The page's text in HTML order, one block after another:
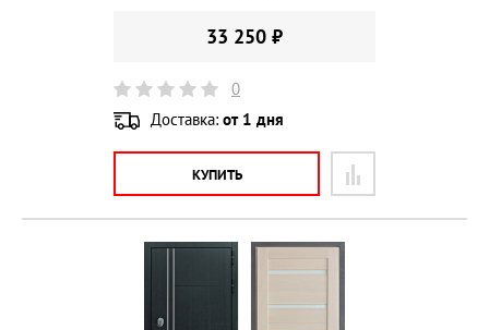
33 250 ₽
0
Доставка: от 1 дня
КУПИТЬ